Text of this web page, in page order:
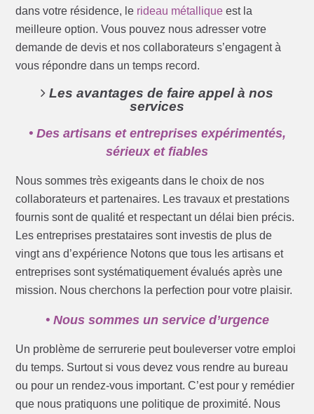
dans votre résidence, le rideau métallique est la
meilleure option. Vous pouvez nous adresser votre
demande de devis et nos collaborateurs s’engagent à
vous répondre dans un temps record.
Les avantages de faire appel à nos
services
• Des artisans et entreprises expérimentés,
sérieux et fiables
Nous sommes très exigeants dans le choix de nos
collaborateurs et partenaires. Les travaux et prestations
fournis sont de qualité et respectant un délai bien précis.
Les entreprises prestataires sont investis de plus de
vingt ans d’expérience Notons que tous les artisans et
entreprises sont systématiquement évalués après une
mission. Nous cherchons la perfection pour votre plaisir.
• Nous sommes un service d’urgence
Un problème de serrurerie peut bouleverser votre emploi
du temps. Surtout si vous devez vous rendre au bureau
ou pour un rendez-vous important. C’est pour y remédier
que nous pratiquons une politique de proximité. Nous